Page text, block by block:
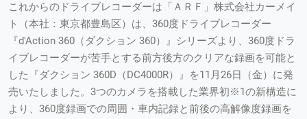
これからのドライブレコーダーは「ＡＲＦ」株式会社カーメイ
ト（本社：東京都豊島区）は、360度ドライブレコーダー
『d'Action 360（ダクション 360）』シリーズより、360度ドラ
イブレコーダーが苦手とする前方後方のクリアな録画を可能と
した『ダクション 360D（DC4000R）』を11月26日（金）に発
売いたしました。3つのカメラを搭載した業界初※1の新構造に
より、360度録画での周囲・車内記録と前後の高解像度録画を